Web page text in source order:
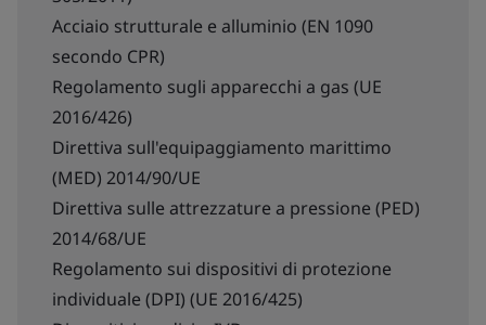
Acciaio strutturale e alluminio (EN 1090
secondo CPR)
Regolamento sugli apparecchi a gas (UE
2016/426)
Direttiva sull'equipaggiamento marittimo
(MED) 2014/90/UE
Direttiva sulle attrezzature a pressione (PED)
2014/68/UE
Regolamento sui dispositivi di protezione
individuale (DPI) (UE 2016/425)